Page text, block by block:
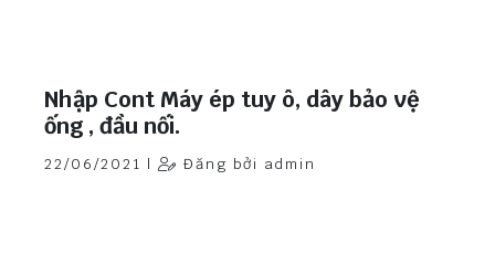
Nhập Cont Máy ép tuy ô, dây bảo vệ
ống , đầu nối.
22/06/2021 | Đăng bởi admin